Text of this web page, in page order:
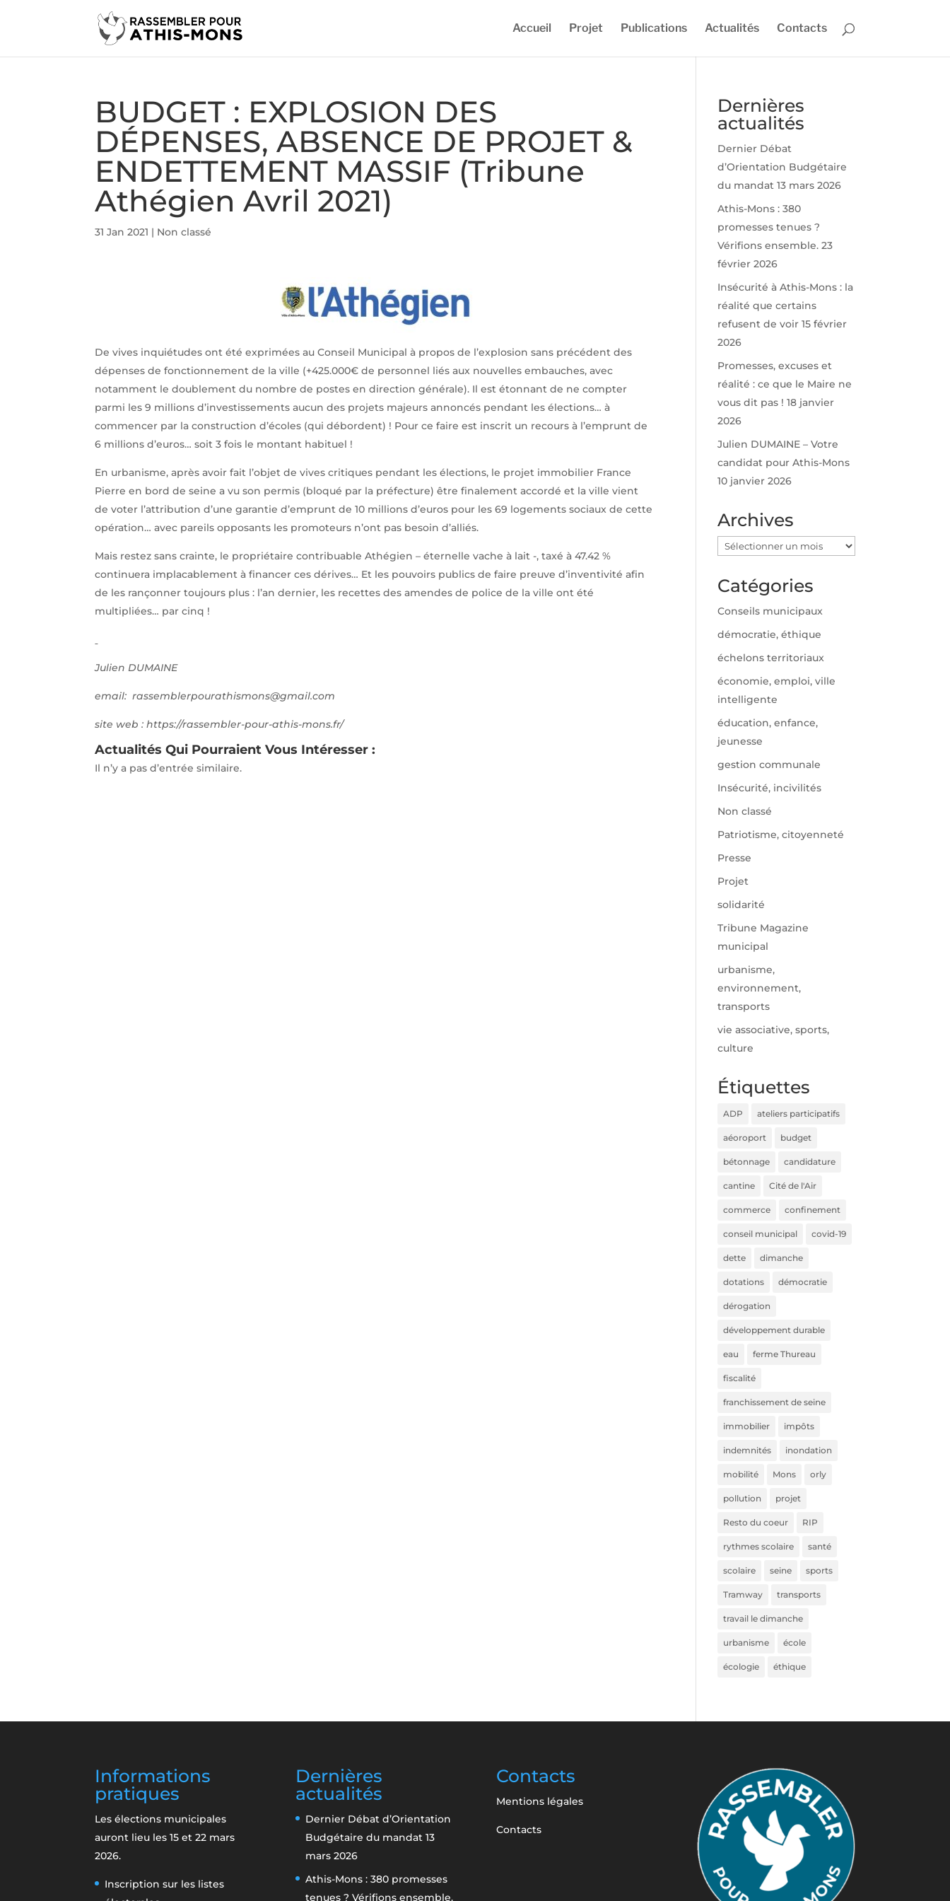
Accueil Projet Publications Actualités Contacts
BUDGET : EXPLOSION DES
DÉPENSES, ABSENCE DE PROJET &
ENDETTEMENT MASSIF (Tribune
Athégien Avril 2021)
31 Jan 2021 | Non classé
De vives inquiétudes ont été exprimées au Conseil Municipal à propos de l’explosion sans précédent des
dépenses de fonctionnement de la ville (+425.000€ de personnel liés aux nouvelles embauches, avec
notamment le doublement du nombre de postes en direction générale). Il est étonnant de ne compter
parmi les 9 millions d’investissements aucun des projets majeurs annoncés pendant les élections… à
commencer par la construction d’écoles (qui débordent) ! Pour ce faire est inscrit un recours à l’emprunt de
6 millions d’euros… soit 3 fois le montant habituel !
En urbanisme, après avoir fait l’objet de vives critiques pendant les élections, le projet immobilier France
Pierre en bord de seine a vu son permis (bloqué par la préfecture) être finalement accordé et la ville vient
de voter l’attribution d’une garantie d’emprunt de 10 millions d’euros pour les 69 logements sociaux de cette
opération… avec pareils opposants les promoteurs n’ont pas besoin d’alliés.
Mais restez sans crainte, le propriétaire contribuable Athégien – éternelle vache à lait -, taxé à 47.42 %
continuera implacablement à financer ces dérives… Et les pouvoirs publics de faire preuve d’inventivité afin
de les rançonner toujours plus : l’an dernier, les recettes des amendes de police de la ville ont été
multipliées… par cinq !
Julien DUMAINE
email: rassemblerpourathismons@gmail.com
site web : https://rassembler-pour-athis-mons.fr/
Actualités Qui Pourraient Vous Intéresser :
Il n’y a pas d’entrée similaire.
Dernières
actualités
Dernier Débat
d’Orientation Budgétaire
du mandat 13 mars 2026
Athis-Mons : 380
promesses tenues ?
Vérifions ensemble. 23
février 2026
Insécurité à Athis-Mons : la
réalité que certains
refusent de voir 15 février
2026
Promesses, excuses et
réalité : ce que le Maire ne
vous dit pas ! 18 janvier
2026
Julien DUMAINE – Votre
candidat pour Athis-Mons
10 janvier 2026
Archives
Archives
Catégories
Conseils municipaux
démocratie, éthique
échelons territoriaux
économie, emploi, ville
intelligente
éducation, enfance,
jeunesse
gestion communale
Insécurité, incivilités
Non classé
Patriotisme, citoyenneté
Presse
Projet
solidarité
Tribune Magazine
municipal
urbanisme,
environnement,
transports
vie associative, sports,
culture
Étiquettes
ADP ateliers participatifs
aéoroport budget
bétonnage candidature
cantine Cité de l'Air
commerce confinement
conseil municipal covid-19
dette dimanche
dotations démocratie
dérogation
développement durable
eau ferme Thureau
fiscalité
franchissement de seine
immobilier impôts
indemnités inondation
mobilité Mons orly
pollution projet
Resto du coeur RIP
rythmes scolaire santé
scolaire seine sports
Tramway transports
travail le dimanche
urbanisme école
écologie éthique
Informations
pratiques
Les élections municipales
auront lieu les 15 et 22 mars
2026.
Inscription sur les listes
Dernières
actualités
Dernier Débat d’Orientation
Budgétaire du mandat 13
mars 2026
Athis-Mons : 380 promesses
tenues ? Vérifions ensemble.
Contacts
Mentions légales
Contacts